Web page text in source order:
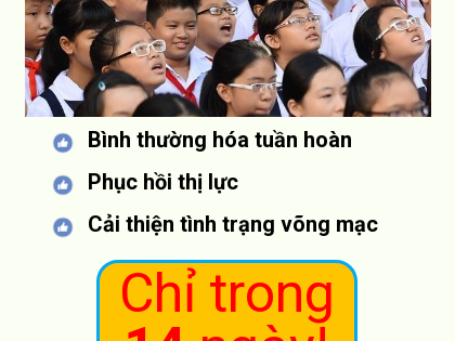
Bình thường hóa tuần hoàn
Phục hồi thị lực
Cải thiện tình trạng võng mạc
Chỉ trong